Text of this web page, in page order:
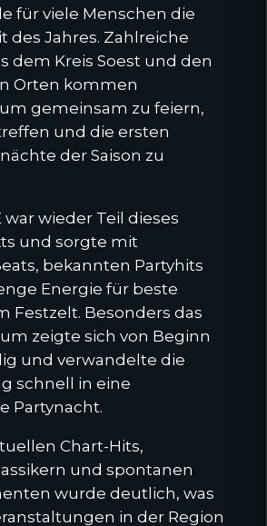
für viele Menschen die
des Jahres. Zahlreiche
dem Kreis Soest und den
Orten kommen
gemeinsam zu feiern,
und die ersten
der Saison zu
war wieder Teil dieses
und sorgte mit
bekannten Partyhits
Energie für beste
Festzelt. Besonders das
zeigte sich von Beginn
und verwandelte die
schnell in eine
Partynacht.
Chart-Hits,
und spontanen
wurde deutlich, was
in der Region